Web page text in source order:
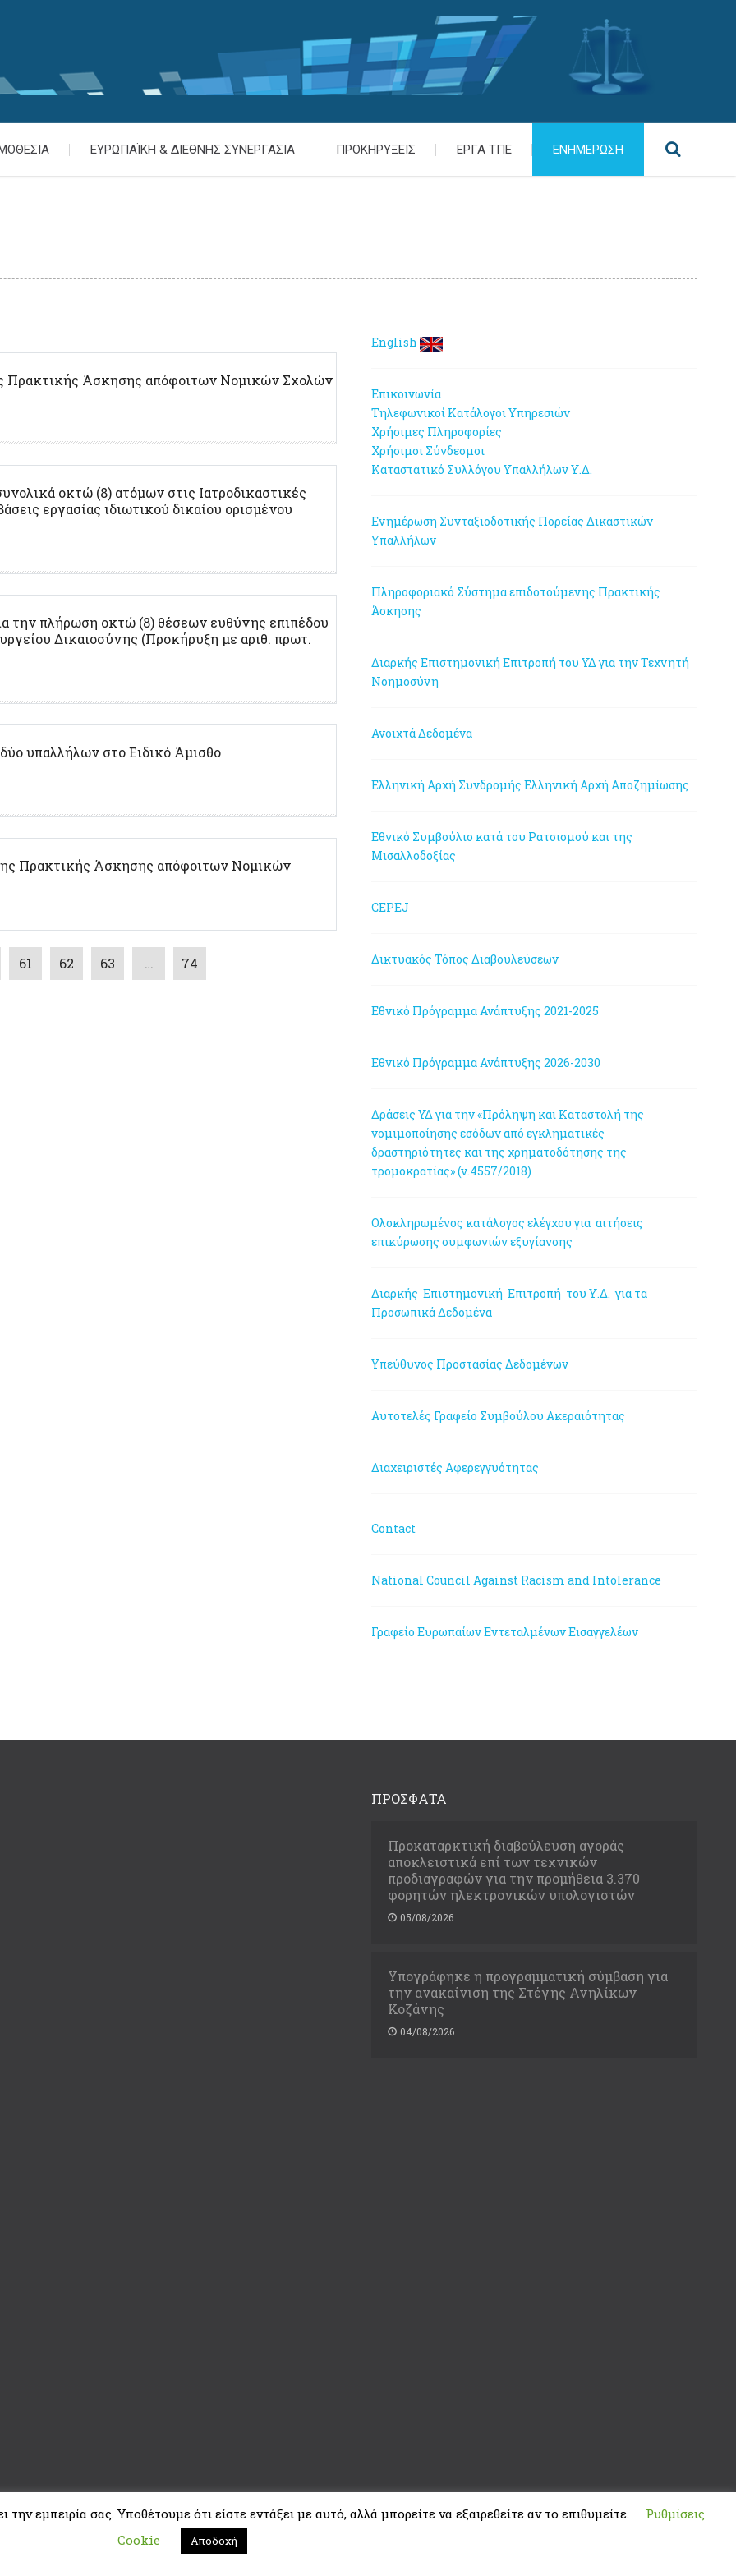
ΕΥΡΩΠΑΪΚΗ & ΔΙΕΘΝΗΣ ΣΥΝΕΡΓΑΣΙΑ ΠΡΟΚΗΡΥΞΕΙΣ ΕΡΓΑ ΤΠΕ ΕΝΗΜΕΡΩΣΗ
Πρακτικής Άσκησης απόφοιτων Νομικών Σχολών
οκτώ (8) ατόμων στις Ιατροδικαστικές
εργασίας ιδιωτικού δικαίου ορισμένου
την πλήρωση οκτώ (8) θέσεων ευθύνης επιπέδου
Δικαιοσύνης (Προκήρυξη με αριθ. πρωτ.
υπαλλήλων στο Ειδικό Άμισθο
Πρακτικής Άσκησης απόφοιτων Νομικών
61 62 63 … 74
English
Επικοινωνία
Τηλεφωνικοί Κατάλογοι Υπηρεσιών
Χρήσιμες Πληροφορίες
Χρήσιμοι Σύνδεσμοι
Καταστατικό Συλλόγου Υπαλλήλων Υ.Δ.
Ενημέρωση Συνταξιοδοτικής Πορείας Δικαστικών
Υπαλλήλων
Πληροφοριακό Σύστημα επιδοτούμενης Πρακτικής
Άσκησης
Διαρκής Επιστημονική Επιτροπή του ΥΔ για την Τεχνητή
Νοημοσύνη
Ανοιχτά Δεδομένα
Ελληνική Αρχή Συνδρομής Ελληνική Αρχή Αποζημίωσης
Εθνικό Συμβούλιο κατά του Ρατσισμού και της
Μισαλλοδοξίας
CEPEJ
Δικτυακός Τόπος Διαβουλεύσεων
Εθνικό Πρόγραμμα Ανάπτυξης 2021-2025
Εθνικό Πρόγραμμα Ανάπτυξης 2026-2030
Δράσεις ΥΔ για την «Πρόληψη και Καταστολή της
νομιμοποίησης εσόδων από εγκληματικές
δραστηριότητες και της χρηματοδότησης της
τρομοκρατίας» (ν.4557/2018)
Ολοκληρωμένος κατάλογος ελέγχου για αιτήσεις
επικύρωσης συμφωνιών εξυγίανσης
Διαρκής Επιστημονική Επιτροπή του Υ.Δ. για τα
Προσωπικά Δεδομένα
Υπεύθυνος Προστασίας Δεδομένων
Αυτοτελές Γραφείο Συμβούλου Ακεραιότητας
Διαχειριστές Αφερεγγυότητας
Contact
National Council Against Racism and Intolerance
Γραφείο Ευρωπαίων Εντεταλμένων Εισαγγελέων
ΠΡΟΣΦΑΤΑ
Προκαταρκτική διαβούλευση αγοράς
αποκλειστικά επί των τεχνικών
προδιαγραφών για την προμήθεια 3.370
φορητών ηλεκτρονικών υπολογιστών
05/08/2026
Υπογράφηκε η προγραμματική σύμβαση για
την ανακαίνιση της Στέγης Ανηλίκων
Κοζάνης
04/08/2026
εμπειρία σας. Υποθέτουμε ότι είστε εντάξει με αυτό, αλλά μπορείτε να εξαιρεθείτε αν το επιθυμείτε.
Ρυθμίσεις
Cookie
Αποδοχή